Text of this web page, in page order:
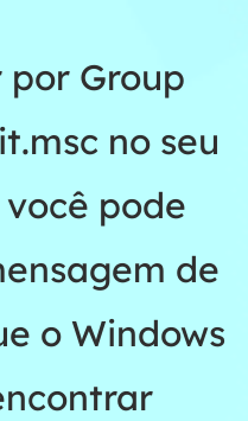
por Group
no seu
pode
de
o Windows